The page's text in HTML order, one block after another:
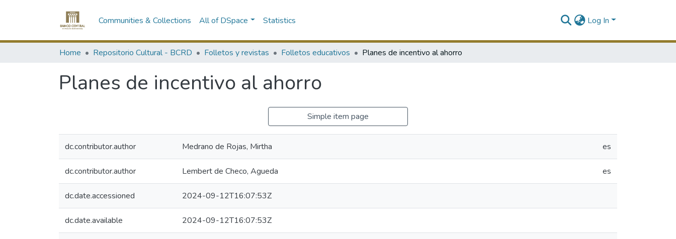
Communities & Collections All of DSpace Statistics Log In
Home Repositorio Cultural - BCRD Folletos y revistas Folletos educativos Planes de incentivo al ahorro
Planes de incentivo al ahorro
Simple item page
dc.contributor.author Medrano de Rojas, Mirtha es
dc.contributor.author Lembert de Checo, Agueda es
dc.date.accessioned 2024-09-12T16:07:53Z
dc.date.available 2024-09-12T16:07:53Z